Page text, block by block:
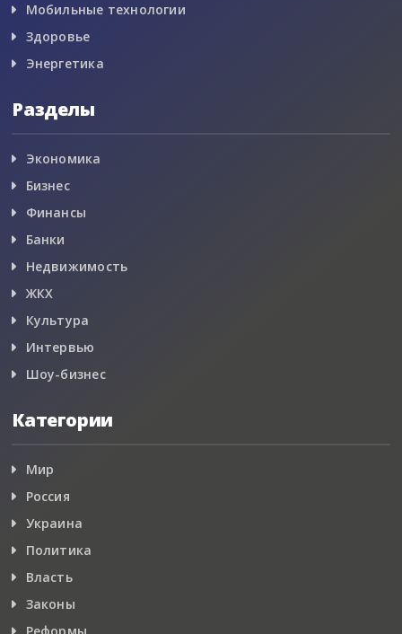
Мобильные технологии
Здоровье
Энергетика
Разделы
Экономика
Бизнес
Финансы
Банки
Недвижимость
ЖКХ
Культура
Интервью
Шоу-бизнес
Категории
Мир
Россия
Украина
Политика
Власть
Законы